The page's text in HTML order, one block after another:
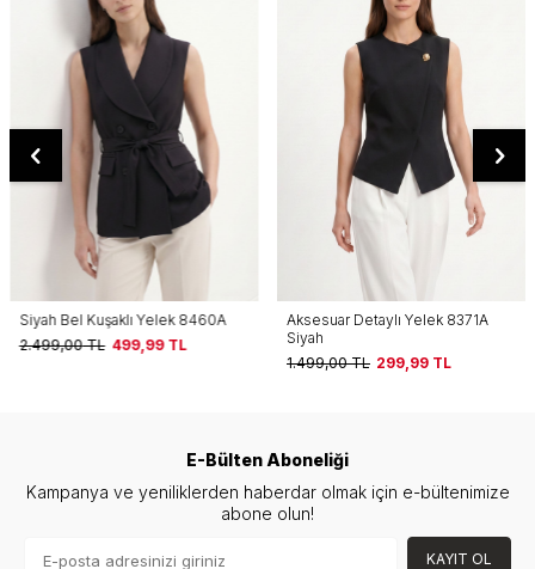
Siyah Bel Kuşaklı Yelek 8460A
2.499,00TL 499,99TL
Aksesuar Detaylı Yelek 8371A
Siyah
1.499,00TL 299,99TL
E-Bülten Aboneliği
Kampanya ve yeniliklerden haberdar olmak için e-bültenimize
abone olun!
KAYIT OL